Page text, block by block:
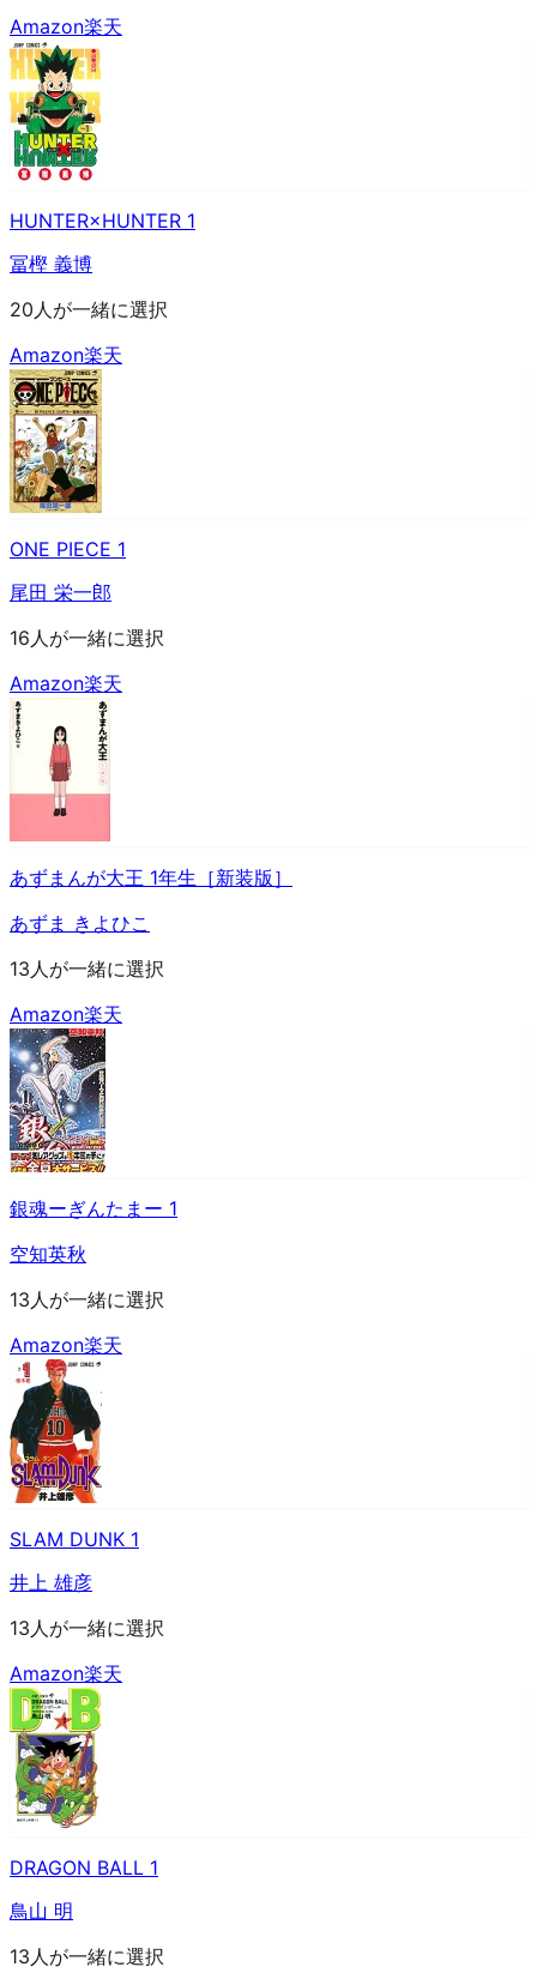
Amazon楽天
HUNTER×HUNTER 1
冨樫 義博
20人が一緒に選択
Amazon楽天
ONE PIECE 1
尾田 栄一郎
16人が一緒に選択
Amazon楽天
あずまんが大王 1年生［新装版］
あずま きよひこ
13人が一緒に選択
Amazon楽天
銀魂ーぎんたまー 1
空知英秋
13人が一緒に選択
Amazon楽天
SLAM DUNK 1
井上 雄彦
13人が一緒に選択
Amazon楽天
DRAGON BALL 1
鳥山 明
13人が一緒に選択